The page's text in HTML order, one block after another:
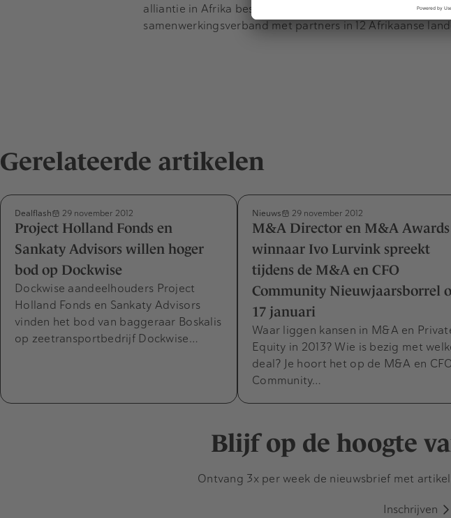
alliantie in Afrika bestrijkt het hele continent, dankzij
samenwerkingsverband met partners in 12 Afrikaanse
Gerelateerde artikelen
Dealflash 29 november 2012
Project Holland Fonds en
Sankaty Advisors willen hoger
bod op Dockwise
Dockwise aandeelhouders Project
Holland Fonds en Sankaty Advisors
vinden het bod van baggeraar Boskalis
op zeetransportbedrijf Dockwise…
Nieuws 29 november 2012
M&A Director en M&A Awards
winnaar Ivo Lurvink spreekt
tijdens de M&A en CFO
Community Nieuwjaarsborrel
17 januari
Waar liggen kansen in M&A en
Equity in 2013? Wie is bezig met
deal? Je hoort het op de M&A en
Community…
Blijf op de hoogte
Ontvang 3x per week de nieuwsbrief met
Inschrijven